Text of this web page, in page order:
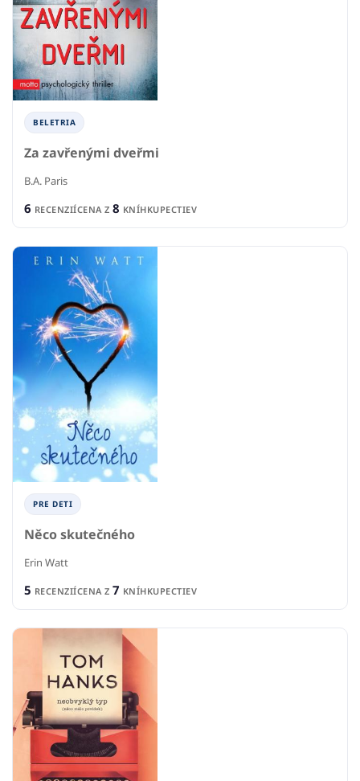
BELETRIA
Za zavřenými dveřmi
B.A. Paris
6 RECENZIÍCENA Z 8 KNÍHKUPECTIEV
PRE DETI
Něco skutečného
Erin Watt
5 RECENZIÍCENA Z 7 KNÍHKUPECTIEV